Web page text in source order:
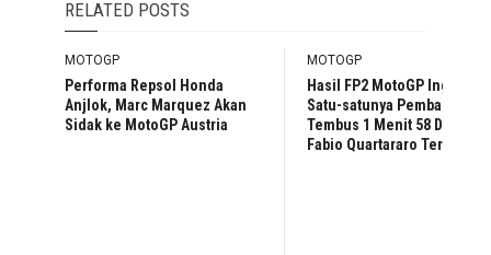
RELATED POSTS
MOTOGP
Performa Repsol Honda
Anjlok, Marc Marquez Akan
Sidak ke MotoGP Austria
MOTOGP
Hasil FP2 MotoGP Inggris:
Satu-satunya Pembalap
Tembus 1 Menit 58 Detik,
Fabio Quartararo Tercepat